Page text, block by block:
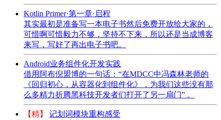
Kotlin Primer·第一章·启程
其实最初是准备写一本电子书然后免费开放给大家的，
可惜啊可惜毅力不够，坚持不下来，所以还是当成博客
来写，写好了再出电子书吧。
Android业务组件化开发实践
借用阿布倪盟博的一句话：“在MDCC中冯森林老师的
《回归初心，从容器化到组件化》，为我们这些没有那
么多精力折腾黑科技开发者们打开了另一扇门” 。
【精】
记划词模块重构感受